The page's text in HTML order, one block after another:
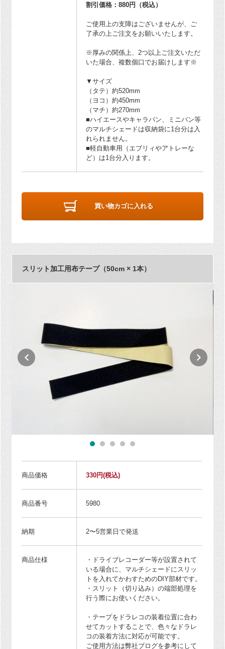
割引価格：880円（税込）
ご使用上の支障はございませんが、ご
了承の上ご注文をお願いいたします。
※厚みの関係上、2つ以上ご注文いただ
いた場合、複数個口でお届けします※
▼サイズ
（タテ）約520mm
（ヨコ）約450mm
（マチ）約270mm
■ハイエースやキャラバン、ミニバン等
のマルチシェードは収納袋に1台分は入
れられません。
■軽自動車用（エブリィやアトレーな
ど）は1台分入ります。
買い物カゴに入れる
スリット加工用布テープ（50cm × 1本）
商品価格 330円(税込)
商品番号 5980
納期 2〜5営業日で発送
商品仕様
・ドライブレコーダー等が設置されて
いる場合に、マルチシェードにスリッ
トを入れてかわすためのDIY部材です。
・スリット（切り込み）の端部処理を
行う際にお使いください。
・テープをドラレコの装着位置に合わ
せてカットすることで、色々なドラレ
コの装着方法に対応が可能です。
ご使用方法は弊社ブログを参考にして